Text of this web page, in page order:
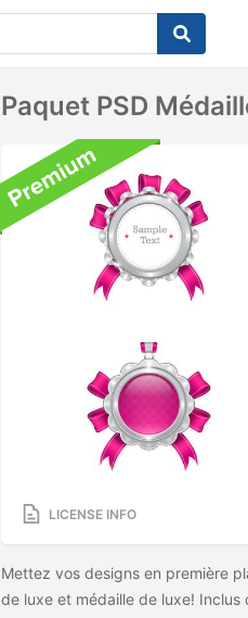
Paquet PSD
LICENSE INFO
Mettez vos designs en première
de luxe et médaille de luxe!